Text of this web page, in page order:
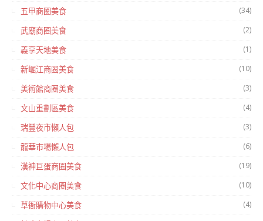
五甲商圈美食 (34)
武廟商圈美食 (2)
義享天地美食 (1)
新崛江商圈美食 (10)
美術館商圈美食 (3)
文山重劃區美食 (4)
瑞豐夜市懶人包 (3)
龍華市場懶人包 (6)
漢神巨蛋商圈美食 (19)
文化中心商圈美食 (10)
草衙購物中心美食 (4)